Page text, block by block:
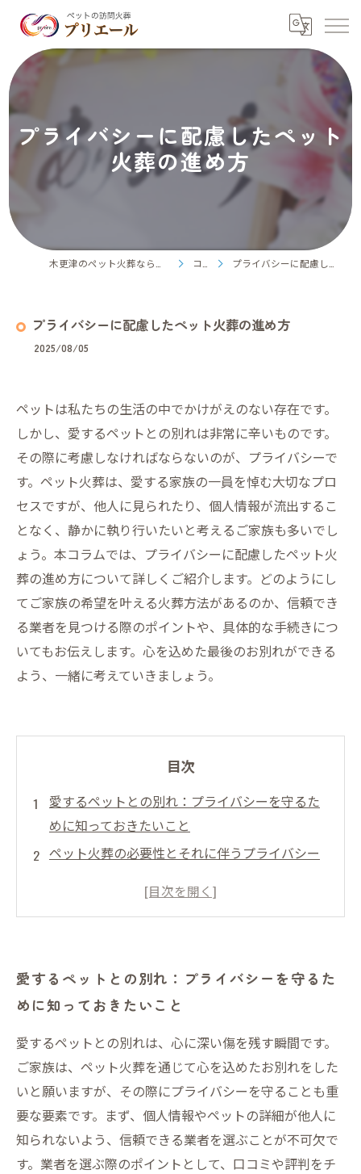
プライバシーに配慮したペット
火葬の進め方
コラム プライバシーに配慮したペット火葬の進め方
プライバシーに配慮したペット火葬の進め方
2025/08/05
ペットは私たちの生活の中でかけがえのない存在です。
しかし、愛するペットとの別れは非常に辛いものです。
その際に考慮しなければならないのが、プライバシーで
す。ペット火葬は、愛する家族の一員を悼む大切なプロ
セスですが、他人に見られたり、個人情報が流出するこ
となく、静かに執り行いたいと考えるご家族も多いでし
ょう。本コラムでは、プライバシーに配慮したペット火
葬の進め方について詳しくご紹介します。どのようにし
てご家族の希望を叶える火葬方法があるのか、信頼でき
る業者を見つける際のポイントや、具体的な手続きにつ
いてもお伝えします。心を込めた最後のお別れができる
よう、一緒に考えていきましょう。
目次
愛するペットとの別れ：プライバシーを守るた
めに知っておきたいこと
ペット火葬の必要性とそれに伴うプライバシー
心の準備：愛するペットとの最後の瞬間をどう
のポイント
個人情報を守るためのペット火葬の手続きとは
心を込めたお別れ：プライバシーに配慮した火
葬の流れ
愛犬・愛猫との思い出を大切に：プライバシー
を守った最期のプロセス
愛するペットとの別れ：プライバシーを守るた
めに知っておきたいこと
愛するペットとの別れは、心に深い傷を残す瞬間です。
ご家族は、ペット火葬を通じて心を込めたお別れをした
いと願いますが、その際にプライバシーを守ることも重
要な要素です。まず、個人情報やペットの詳細が他人に
知られないよう、信頼できる業者を選ぶことが不可欠で
す。業者を選ぶ際のポイントとして、口コミや評判をチ